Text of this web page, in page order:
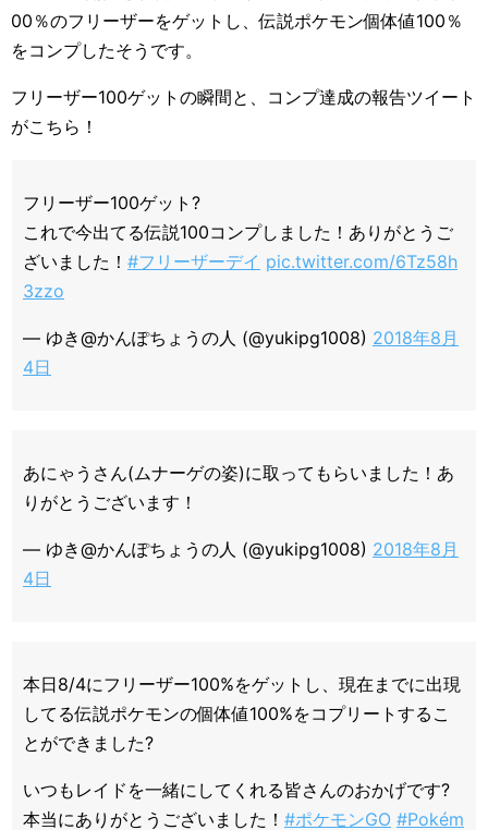
00％のフリーザーをゲットし、伝説ポケモン個体値100％
をコンプしたそうです。
フリーザー100ゲットの瞬間と、コンプ達成の報告ツイート
がこちら！
フリーザー100ゲット?
これで今出てる伝説100コンプしました！ありがとうご
ざいました！ #フリーザーデイ pic.twitter.com/6Tz58h
3zzo
— ゆき@かんぽちょうの人 (@yukipg1008) 2018年8月
4日
あにゃうさん(ムナーゲの姿)に取ってもらいました！あ
りがとうございます！
— ゆき@かんぽちょうの人 (@yukipg1008) 2018年8月
4日
本日8/4にフリーザー100%をゲットし、現在までに出現
してる伝説ポケモンの個体値100%をコプリートするこ
とができました?
いつもレイドを一緒にしてくれる皆さんのおかげです?
本当にありがとうございました！ #ポケモンGO #Pokém